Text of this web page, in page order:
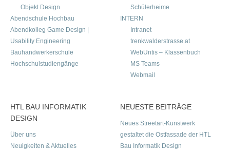
Objekt Design
Abendschule Hochbau
Abendkolleg Game Design |
Usability Engineering
Bauhandwerkerschule
Hochschulstudiengänge
Schülerheime
INTERN
Intranet
trenkwalderstrasse.at
WebUntis – Klassenbuch
MS Teams
Webmail
HTL BAU INFORMATIK
DESIGN
Über uns
Neuigkeiten & Aktuelles
NEUESTE BEITRÄGE
Neues Streetart-Kunstwerk
gestaltet die Ostfassade der HTL
Bau Informatik Design